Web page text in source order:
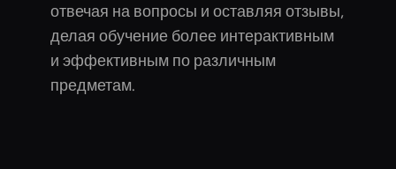
отвечая на вопросы и оставляя отзывы,
делая обучение более интерактивным
и эффективным по различным
предметам.